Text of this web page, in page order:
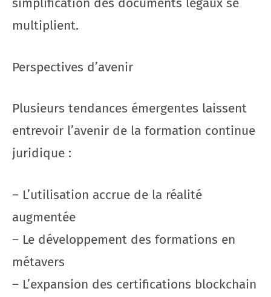
multiplient.
Perspectives d’avenir
Plusieurs tendances émergentes laissent
entrevoir l’avenir de la formation continue
juridique :
– L’utilisation accrue de la réalité
augmentée
– Le développement des formations en
métavers
– L’expansion des certifications blockchain